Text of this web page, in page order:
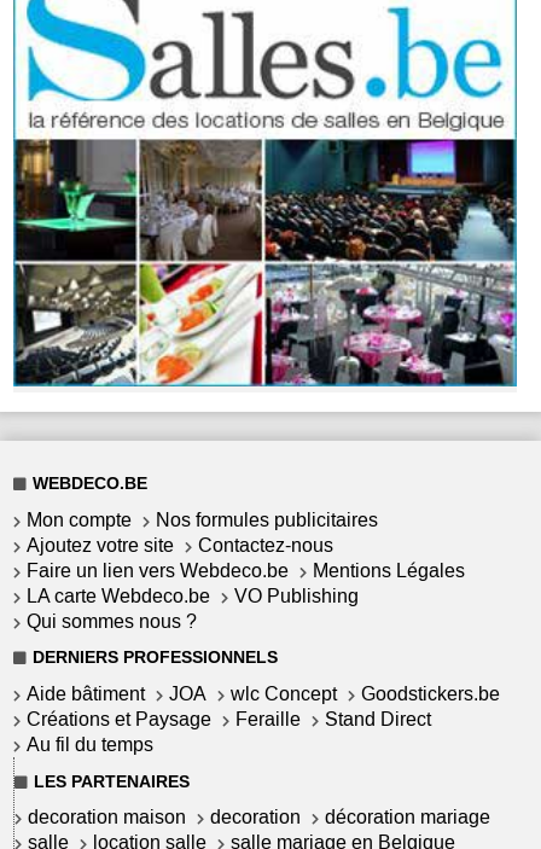
WEBDECO.BE
Mon compte
Nos formules publicitaires
Ajoutez votre site
Contactez-nous
Faire un lien vers Webdeco.be
Mentions Légales
LA carte Webdeco.be
VO Publishing
Qui sommes nous ?
DERNIERS PROFESSIONNELS
Aide bâtiment JOA wlc Concept
Goodstickers.be
Créations et Paysage
Feraille
Stand Direct
Au fil du temps
LES PARTENAIRES
decoration maison decoration
décoration mariage
salle
location salle salle mariage en Belgique